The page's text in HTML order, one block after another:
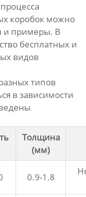
коробок можно
и примеры. В
бесплатных и
видов
типов
в зависимости
Толщина
(мм)
0.9-1.8